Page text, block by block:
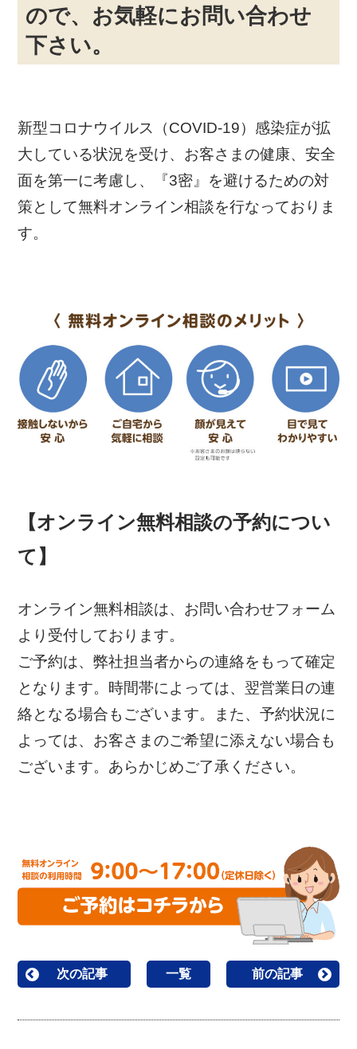
ので、お気軽にお問い合わせ
下さい。
新型コロナウイルス（COVID-19）感染症が拡
大している状況を受け、お客さまの健康、安全
面を第一に考慮し、『3密』を避けるための対
策として無料オンライン相談を行なっておりま
す。
【オンライン無料相談の予約につい
て】
オンライン無料相談は、お問い合わせフォーム
より受付しております。
ご予約は、弊社担当者からの連絡をもって確定
となります。時間帯によっては、翌営業日の連
絡となる場合もございます。また、予約状況に
よっては、お客さまのご希望に添えない場合も
ございます。あらかじめご了承ください。
次の記事 一覧 前の記事